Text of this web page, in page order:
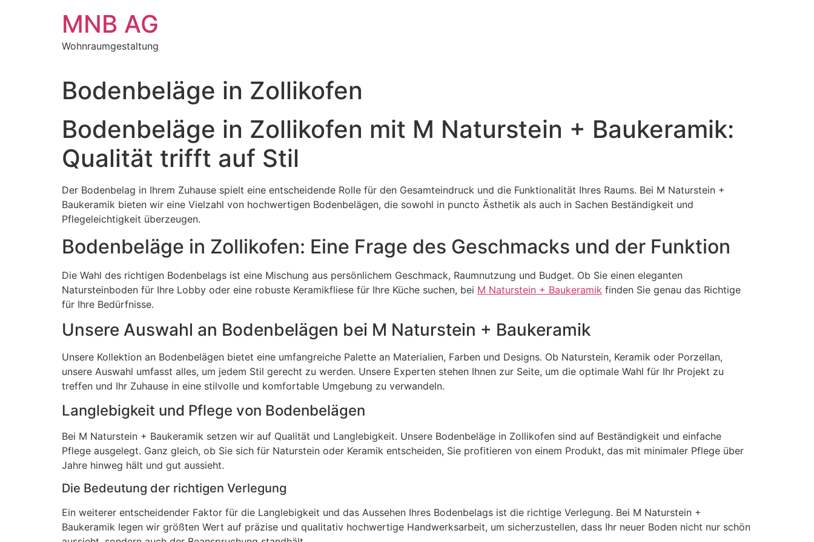
MNB AG
Wohnraumgestaltung
Bodenbeläge in Zollikofen
Bodenbeläge in Zollikofen mit M Naturstein + Baukeramik:
Qualität trifft auf Stil
Der Bodenbelag in Ihrem Zuhause spielt eine entscheidende Rolle für den Gesamteindruck und die Funktionalität Ihres Raums. Bei M Naturstein +
Baukeramik bieten wir eine Vielzahl von hochwertigen Bodenbelägen, die sowohl in puncto Ästhetik als auch in Sachen Beständigkeit und
Pflegeleichtigkeit überzeugen.
Bodenbeläge in Zollikofen: Eine Frage des Geschmacks und der Funktion
Die Wahl des richtigen Bodenbelags ist eine Mischung aus persönlichem Geschmack, Raumnutzung und Budget. Ob Sie einen eleganten
Natursteinboden für Ihre Lobby oder eine robuste Keramikfliese für Ihre Küche suchen, bei M Naturstein + Baukeramik finden Sie genau das Richtige
für Ihre Bedürfnisse.
Unsere Auswahl an Bodenbelägen bei M Naturstein + Baukeramik
Unsere Kollektion an Bodenbelägen bietet eine umfangreiche Palette an Materialien, Farben und Designs. Ob Naturstein, Keramik oder Porzellan,
unsere Auswahl umfasst alles, um jedem Stil gerecht zu werden. Unsere Experten stehen Ihnen zur Seite, um die optimale Wahl für Ihr Projekt zu
treffen und Ihr Zuhause in eine stilvolle und komfortable Umgebung zu verwandeln.
Langlebigkeit und Pflege von Bodenbelägen
Bei M Naturstein + Baukeramik setzen wir auf Qualität und Langlebigkeit. Unsere Bodenbeläge in Zollikofen sind auf Beständigkeit und einfache
Pflege ausgelegt. Ganz gleich, ob Sie sich für Naturstein oder Keramik entscheiden, Sie profitieren von einem Produkt, das mit minimaler Pflege über
Jahre hinweg hält und gut aussieht.
Die Bedeutung der richtigen Verlegung
Ein weiterer entscheidender Faktor für die Langlebigkeit und das Aussehen Ihres Bodenbelags ist die richtige Verlegung. Bei M Naturstein +
Baukeramik legen wir größten Wert auf präzise und qualitativ hochwertige Handwerksarbeit, um sicherzustellen, dass Ihr neuer Boden nicht nur schön